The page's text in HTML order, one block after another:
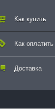
Как купить
Как оплатить
Доставка